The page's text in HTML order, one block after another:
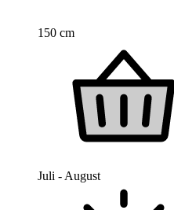
150 cm
Juli - August